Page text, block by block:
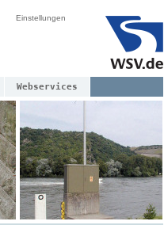
Einstellungen
Webservices